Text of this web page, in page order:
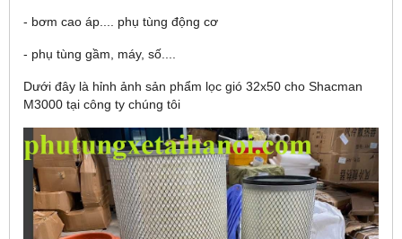
- bơm cao áp.... phụ tùng động cơ
- phụ tùng gầm, máy, số....
Dưới đây là hỉnh ảnh sản phẩm lọc gió 32x50 cho Shacman
M3000 tại công ty chúng tôi